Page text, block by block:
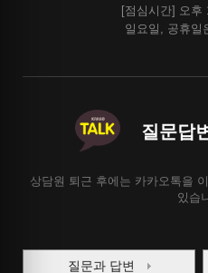
[점심시간] 오후
일요일, 공휴일
질문답
상담원 퇴근 후에는 카카오톡을
있습
질문과 답변